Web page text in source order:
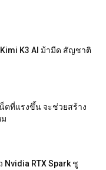
K3 AI ม้ามืด สัญชาติ
ตที่แรงขึ้น จะช่วยสร้าง
Nvidia RTX Spark ชู